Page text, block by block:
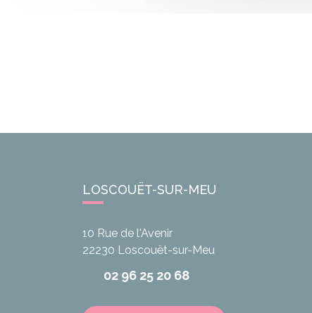
LOSCOUËT-SUR-MEU
10 Rue de l'Avenir
22230 Loscouët-sur-Meu
02 96 25 20 68